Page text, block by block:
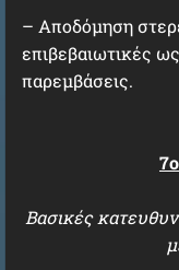
– Αποδόμηση
επιβεβαιωτικές
παρεμβάσεις.
Βασικές